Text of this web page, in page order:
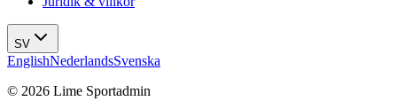
SV
EnglishNederlandsSvenska
© 2026 Lime Sportadmin